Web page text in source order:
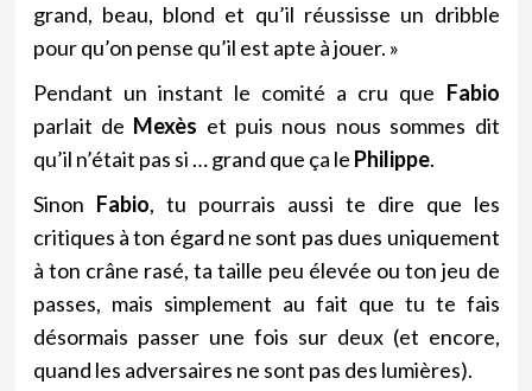
grand, beau, blond et qu’il réussisse un dribble
pour qu’on pense qu’il est apte à jouer. »
Pendant un instant le comité a cru que Fabio
parlait de Mexès et puis nous nous sommes dit
qu’il n’était pas si … grand que ça le Philippe.
Sinon Fabio, tu pourrais aussi te dire que les
critiques à ton égard ne sont pas dues uniquement
à ton crâne rasé, ta taille peu élevée ou ton jeu de
passes, mais simplement au fait que tu te fais
désormais passer une fois sur deux (et encore,
quand les adversaires ne sont pas des lumières).